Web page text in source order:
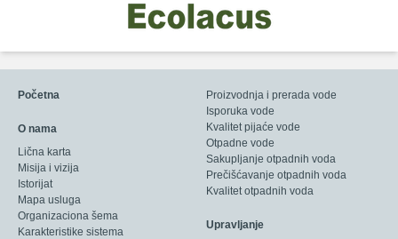
Početna
O nama
Lična karta
Misija i vizija
Istorijat
Mapa usluga
Organizaciona šema
Karakteristike sistema
Proizvodnja i prerada vode
Isporuka vode
Kvalitet pijaće vode
Otpadne vode
Sakupljanje otpadnih voda
Prečišćavanje otpadnih voda
Kvalitet otpadnih voda
Upravljanje